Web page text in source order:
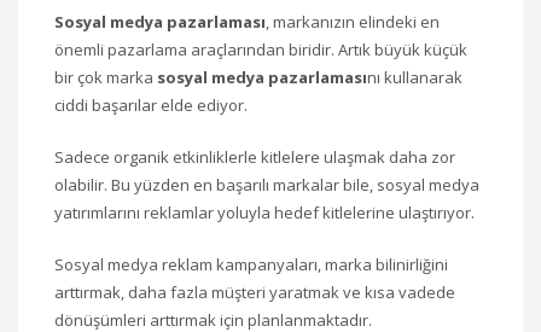
Sosyal medya pazarlaması, markanızın elindeki en
önemli pazarlama araçlarından biridir. Artık büyük küçük
bir çok marka sosyal medya pazarlamasını kullanarak
ciddi başarılar elde ediyor.
Sadece organik etkinliklerle kitlelere ulaşmak daha zor
olabilir. Bu yüzden en başarılı markalar bile, sosyal medya
yatırımlarını reklamlar yoluyla hedef kitlelerine ulaştırıyor.
Sosyal medya reklam kampanyaları, marka bilinirliğini
arttırmak, daha fazla müşteri yaratmak ve kısa vadede
dönüşümleri arttırmak için planlanmaktadır.